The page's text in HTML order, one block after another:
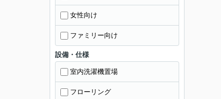
女性向け
ファミリー向け
設備・仕様
室内洗濯機置場
フローリング